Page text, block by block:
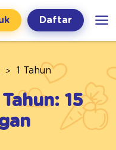
Daftar
1 Tahun
15